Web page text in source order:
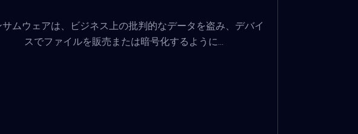
サムウェアは、ビジネス上の批判的なデータを盗み、デバイ
スでファイルを販売または暗号化するように...